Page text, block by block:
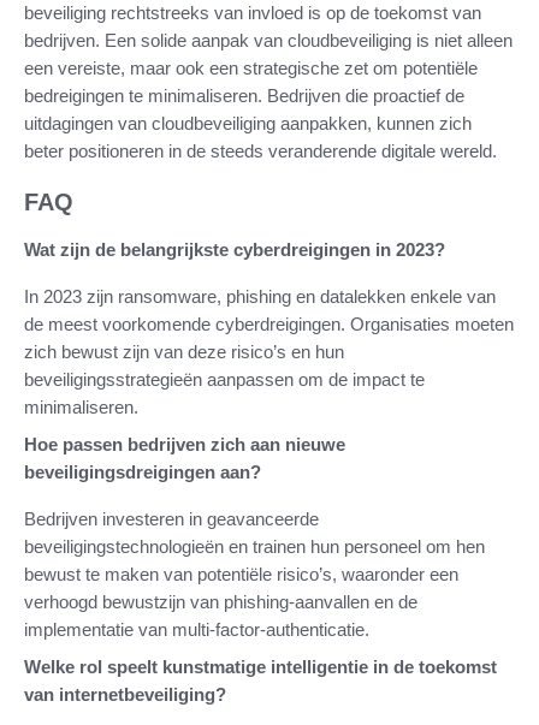
beveiliging rechtstreeks van invloed is op de toekomst van
bedrijven. Een solide aanpak van cloudbeveiliging is niet alleen
een vereiste, maar ook een strategische zet om potentiële
bedreigingen te minimaliseren. Bedrijven die proactief de
uitdagingen van cloudbeveiliging aanpakken, kunnen zich
beter positioneren in de steeds veranderende digitale wereld.
FAQ
Wat zijn de belangrijkste cyberdreigingen in 2023?
In 2023 zijn ransomware, phishing en datalekken enkele van
de meest voorkomende cyberdreigingen. Organisaties moeten
zich bewust zijn van deze risico’s en hun
beveiligingsstrategieën aanpassen om de impact te
minimaliseren.
Hoe passen bedrijven zich aan nieuwe
beveiligingsdreigingen aan?
Bedrijven investeren in geavanceerde
beveiligingstechnologieën en trainen hun personeel om hen
bewust te maken van potentiële risico’s, waaronder een
verhoogd bewustzijn van phishing-aanvallen en de
implementatie van multi-factor-authenticatie.
Welke rol speelt kunstmatige intelligentie in de toekomst
van internetbeveiliging?